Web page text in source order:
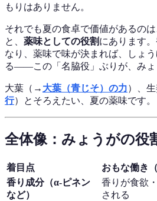
もりはありません。
それでも夏の食卓で価値があるの
と、 薬味としての役割にあります
なり、薬味で味が決まれば、しょ
る——この「名脇役」ぶりが、みょ
大葉（→ 大葉（青じそ）の力）、
行）とそろえたい、夏の薬味です。
全体像：みょうがの役
着目点
おもな働き
香り成分（α-ピネン
など）
香りが食欲
される